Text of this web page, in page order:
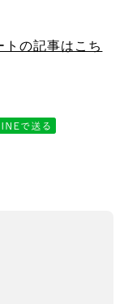
の記事はこち